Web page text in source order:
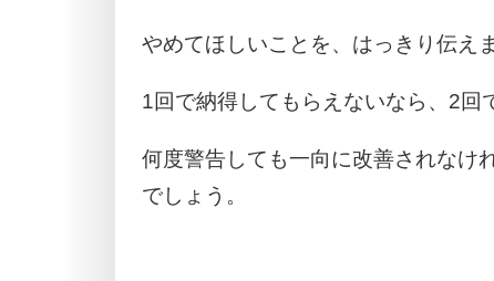
やめてほしいことを、はっきり伝えま
1回で納得してもらえないなら、2回
何度警告しても一向に改善されなけ
でしょう。